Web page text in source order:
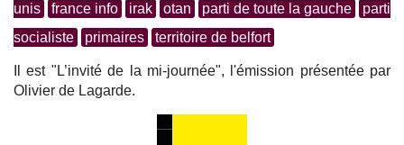
unis
france info irak otan parti de toute la gauche
parti
socialiste
primaires territoire de belfort
Il est "L’invité de la mi-journée", l'émission présentée par
Olivier de Lagarde.